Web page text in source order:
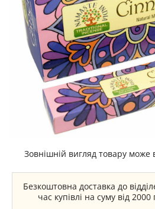
Зовнішній вигляд товару може
Безкоштовна доставка до
час купівлі на суму від